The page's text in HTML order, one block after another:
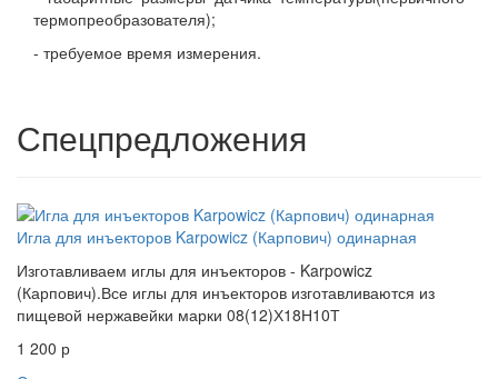
термопреобразователя);
- требуемое время измерения.
Спецпредложения
Игла для инъекторов Karpowicz (Карпович) одинарная
Изготавливаем иглы для инъекторов - Karpowicz
(Карпович).Все иглы для инъекторов изготавливаются из
пищевой нержавейки марки 08(12)Х18Н10Т
1 200 р